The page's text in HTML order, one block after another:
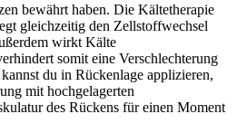
bewährt haben. Die Kältetherapie
gleichzeitig den Zellstoffwechsel
wirkt Kälte
somit eine Verschlechterung
du in Rückenlage applizieren,
mit hochgelagerten
des Rückens für einen Moment